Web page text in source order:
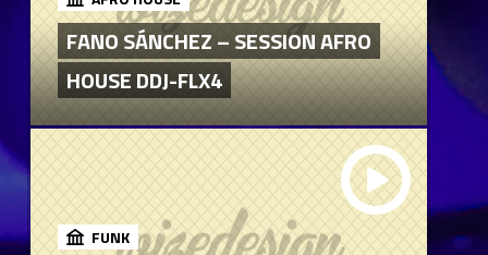
FANO SÁNCHEZ – SESSION AFRO
HOUSE DDJ-FLX4
FUNK